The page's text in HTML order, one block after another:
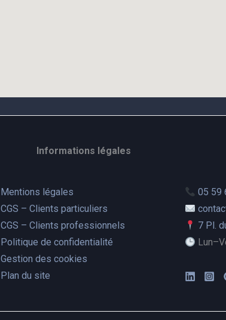
Informations légales
Mentions légales
CGS – Clients particuliers
CGS – Clients professionnels
Politique de confidentialité
Gestion des cookies
Plan du site
05 59
7 Pl.